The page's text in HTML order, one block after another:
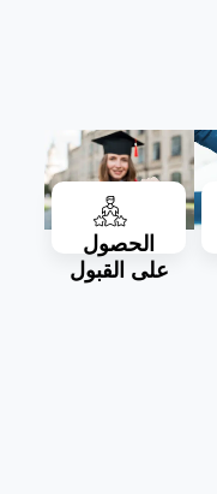
الحصول
على القبول​